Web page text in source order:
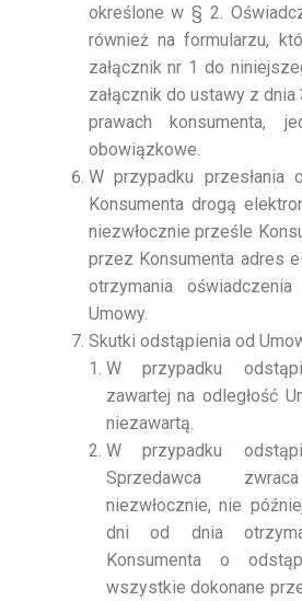
określone w § 2.
również na formularzu,
załącznik nr 1 do
załącznik do ustawy z dnia
prawach konsumenta,
obowiązkowe.
W przypadku przesłania
Konsumenta drogą
niezwłocznie prześle
przez Konsumenta adres
otrzymania
Umowy.
Skutki odstąpienia od
W przypadku
zawartej na odległość
niezawartą.
W przypadku
Sprzedawca
niezwłocznie, nie
dni od dnia
Konsumenta o
wszystkie dokonane